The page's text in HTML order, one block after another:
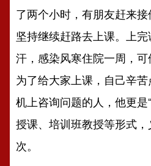
了两个小时，有朋友赶来
坚持继续赶路去上课。上
汗，感染风寒住院一周，
为了给大家上课，自己辛
机上咨询问题的人，他更是
授课、培训班教授等形式
次。